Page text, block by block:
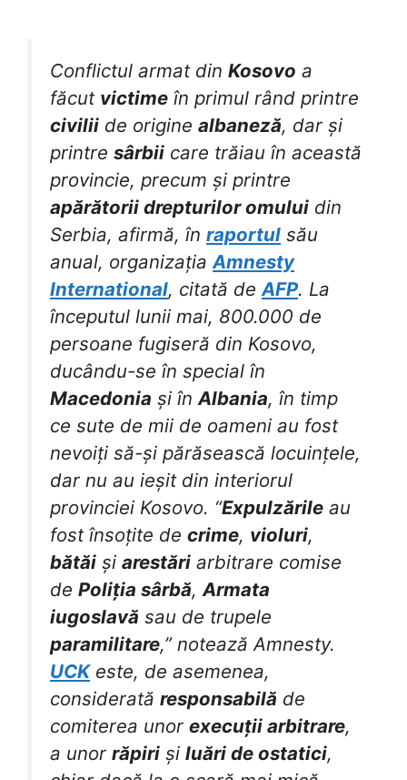
Conflictul armat din Kosovo a
făcut victime în primul rând printre
civilii de origine albaneză, dar și
printre sârbii care trăiau în această
provincie, precum și printre
apărătorii drepturilor omului din
Serbia, afirmă, în raportul său
anual, organizațiaAmnesty
International, citată deAFP. La
începutul lunii mai, 800.000 de
persoane fugiseră din Kosovo,
ducându-se în special în
Macedonia și înAlbania, în timp
ce sute de mii de oameni au fost
nevoiți să-și părăsească locuințele,
dar nu au ieșit din interiorul
provinciei Kosovo. “Expulzările au
fost însoțite de crime, violuri,
bătăi și arestări arbitrare comise
de Poliția sârbă,Armata
iugoslavă sau de trupele
paramilitare,” notează Amnesty.
UCKeste, de asemenea,
considerată responsabilă de
comiterea unor execuții arbitrare,
a unor răpiri și luări de ostatici,